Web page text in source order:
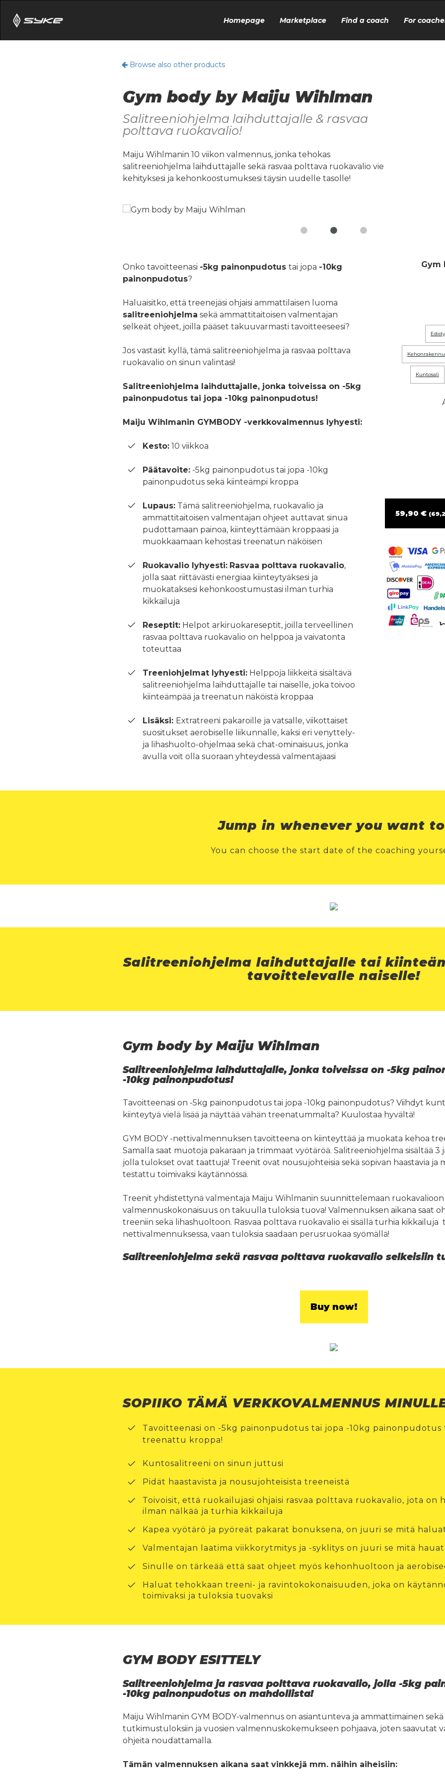
Homepage Marketplace Find a coach For
Browse also other products
Gym body by Maiju Wihlman
Salitreeniohjelma laihduttajalle & rasvaa
polttava ruokavalio!
Maiju Wihlmanin 10 viikon valmennus, jonka tehokas
salitreeniohjelma laihduttajalle sekä rasvaa polttava ruokavalio vie
kehityksesi ja kehonkoostumuksesi täysin uudelle tasolle!
Onko tavoitteenasi -5kg painonpudotus tai jopa -10kg
painonpudotus?
Haluaisitko, että treenejäsi ohjaisi ammattilaisen luoma
salitreeniohjelma sekä ammattitaitoisen valmentajan
selkeät ohjeet, joilla pääset takuuvarmasti tavoitteeseesi?
Jos vastasit kyllä, tämä salitreeniohjelma ja rasvaa polttava
ruokavalio on sinun valintasi!
Salitreeniohjelma laihduttajalle, jonka toiveissa on -5kg
painonpudotus tai jopa -10kg painonpudotus!
Maiju Wihlmanin GYMBODY -verkkovalmennus lyhyesti:
Kesto: 10 viikkoa
Päätavoite: -5kg painonpudotus tai jopa -10kg
painonpudotus sekä kiinteämpi kroppa
Lupaus: Tämä salitreeniohjelma, ruokavalio ja
ammattitaitoisen valmentajan ohjeet auttavat sinua
pudottamaan painoa, kiinteyttämään kroppaasi ja
muokkaamaan kehostasi treenatun näköisen
Ruokavalio lyhyesti: Rasvaa polttava ruokavalio,
jolla saat riittävästi energiaa kiinteytyäksesi ja
muokataksesi kehonkoostumustasi ilman turhia
kikkailuja
Reseptit: Helpot arkiruokareseptit, joilla terveellinen
rasvaa polttava ruokavalio on helppoa ja vaivatonta
toteuttaa
Treeniohjelmat lyhyesti: Helppoja liikkeitä sisältävä
salitreeniohjelma laihduttajalle tai naiselle, joka toivoo
kiinteämpää ja treenatun näköistä kroppaa
Lisäksi: Extratreeni pakaroille ja vatsalle, viikottaiset
suositukset aerobiselle liikunnalle, kaksi eri venyttely-
ja lihashuolto-ohjelmaa sekä chat-ominaisuus, jonka
avulla voit olla suoraan yhteydessä valmentajaasi
Gym
kuntosali
59,90 €
Jump in whenever you want
You can choose the start date of the coaching
Salitreeniohjelma laihduttajalle tai
tavoittelevalle naiselle!
Gym body by Maiju Wihlman
Salitreeniohjelma laihduttajalle, jonka toiveissa on -5kg
-10kg painonpudotus!
Tavoitteenasi on -5kg painonpudotus tai jopa -10kg painonpudotus? Viihdyt
kiinteytyä vielä lisää ja näyttää vähän treenatummalta? Kuulostaa hyvältä!
GYM BODY -nettivalmennuksen tavoitteena on kiinteyttää ja muokata kehoa
Samalla saat muotoja pakaraan ja trimmaat vyötäröä. Salitreeniohjelma sisältää
jolla tulokset ovat taattuja! Treenit ovat nousujohteisia sekä sopivan haastavia ja
testattu toimivaksi käytännössä.
Treenit yhdistettynä valmentaja Maiju Wihlmanin suunnittelemaan ruokavalioon
valmennuskokonaisuus on takuulla tuloksia tuova! Valmennuksen aikana saat
treeniin sekä lihashuoltoon. Rasvaa polttava ruokavalio ei sisällä turhia kikkailuja
nettivalmennuksessa, vaan tuloksia saadaan perusruokaa syömällä!
Salitreeniohjelma sekä rasvaa polttava ruokavalio selkeisiin
Buy now!
SOPIIKO TÄMÄ VERKKOVALMENNUS
Tavoitteenasi on -5kg painonpudotus tai jopa -10kg painonpudotus
treenattu kroppa!
Kuntosalitreeni on sinun juttusi
Pidät haastavista ja nousujohteisista treeneistä
Toivoisit, että ruokailujasi ohjaisi rasvaa polttava ruokavalio, jota on
ilman nälkää ja turhia kikkailuja
Kapea vyötärö ja pyöreät pakarat bonuksena, on juuri se mitä
Valmentajan laatima viikkorytmitys ja -syklitys on juuri se mitä
Sinulle on tärkeää että saat ohjeet myös kehonhuoltoon ja
Haluat tehokkaan treeni- ja ravintokokonaisuuden, joka on
toimivaksi ja tuloksia tuovaksi
GYM BODY ESITTELY
Salitreeniohjelma ja rasvaa polttava ruokavalio, jolla -5kg
-10kg painonpudotus on mahdollista!
Maiju Wihlmanin GYM BODY-valmennus on asiantunteva ja ammattimainen
tutkimustuloksiin ja vuosien valmennuskokemukseen pohjaava, joten saavutat
ohjeita noudattamalla.
Tämän valmennuksen aikana saat vinkkejä mm. näihin aiheisiin: